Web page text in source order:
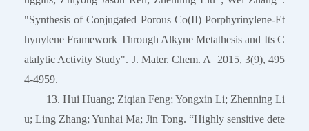
"Synthesis of Conjugated Porous Co(II) Porphyrinylene-Et
hynylene Framework Through Alkyne Metathesis and Its C
atalytic Activity Study". J. Mater. Chem. A 2015, 3(9), 495
4-4959.
13. Hui Huang; Ziqian Feng; Yongxin Li; Zhenning Li
u; Ling Zhang; Yunhai Ma; Jin Tong. “Highly sensitive dete